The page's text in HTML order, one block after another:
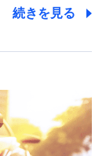
を通じて取得
続きを見る